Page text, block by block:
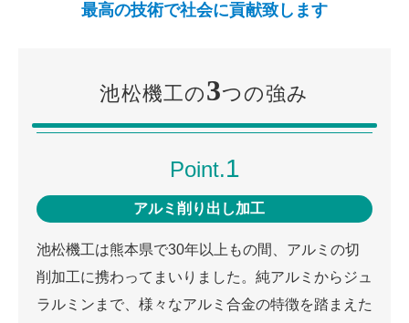
最高の技術で社会に貢献致します
池松機工の3つの強み
アルミ削り出し加工
Point.1
池松機工は熊本県で30年以上もの間、アルミの切
削加工に携わってまいりました。純アルミからジュ
ラルミンまで、様々なアルミ合金の特徴を踏まえた